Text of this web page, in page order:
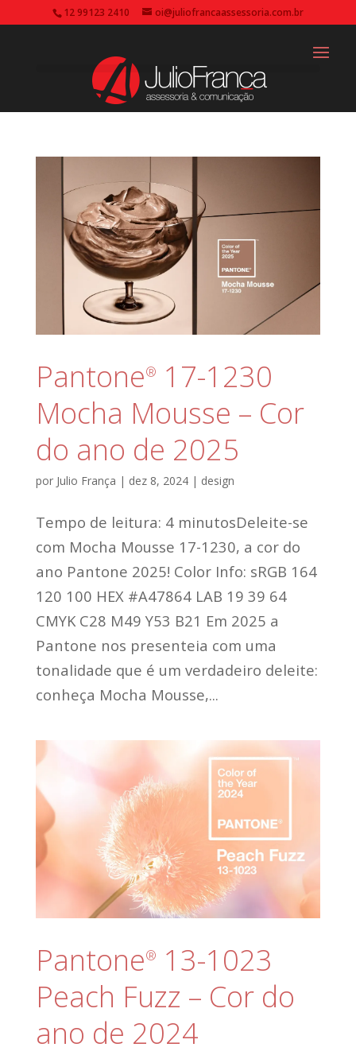
12 99123 2410 oi@juliofrancaassessoria.com.br
Pantone® 17-1230
Mocha Mousse – Cor
do ano de 2025
por Julio França | dez 8, 2024| design
Tempo de leitura: 4 minutosDeleite-se
com Mocha Mousse 17-1230, a cor do
ano Pantone 2025! Color Info: sRGB 164
120 100 HEX #A47864 LAB 19 39 64
CMYK C28 M49 Y53 B21 Em 2025 a
Pantone nos presenteia com uma
tonalidade que é um verdadeiro deleite:
conheça Mocha Mousse,...
Pantone® 13-1023
Peach Fuzz – Cor do
ano de 2024